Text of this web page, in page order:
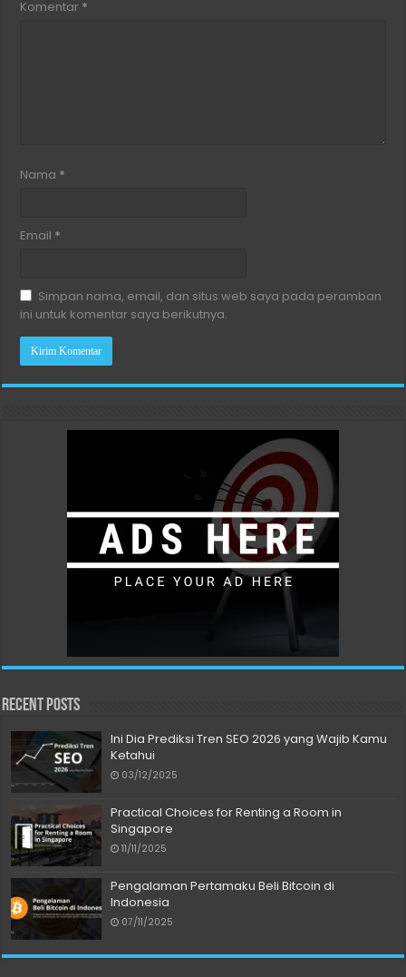
Komentar *
Nama *
Email *
Simpan nama, email, dan situs web saya pada peramban
ini untuk komentar saya berikutnya.
Recent Posts
Ini Dia Prediksi Tren SEO 2026 yang Wajib Kamu
Ketahui
03/12/2025
Practical Choices for Renting a Room in
Singapore
11/11/2025
Pengalaman Pertamaku Beli Bitcoin di
Indonesia
07/11/2025